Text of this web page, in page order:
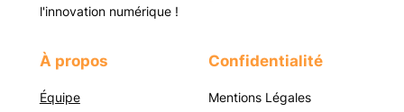
l'innovation numérique !
À propos
Équipe
Confidentialité
Mentions Légales